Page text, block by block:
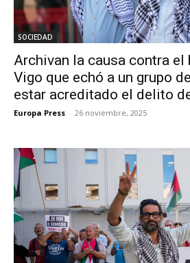
SOCIEDAD
Archivan la causa contra el
Vigo que echó a un grupo
estar acreditado el delito
Europa Press - 26 noviembre, 2025